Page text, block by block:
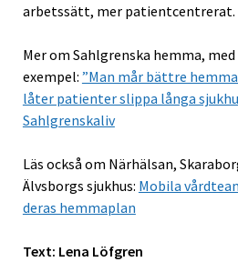
arbetssätt, mer patientcentrerat.
Mer om Sahlgrenska hemma,
exempel: ”Man mår bättre
låter patienter slippa långa
Sahlgrenskaliv
Läs också om Närhälsan,
Älvsborgs sjukhus: Mobila
deras hemmaplan
Text: Lena Löfgren